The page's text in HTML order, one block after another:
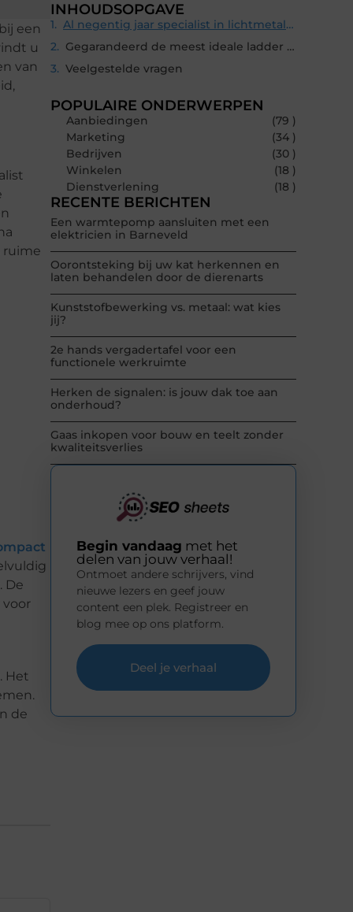
een
u
van
ruime
De
Het
de
INHOUDSOPGAVE
Al negentig jaar specialist in lichtmetalen constructies
Gegarandeerd de meest ideale ladder voor uw klussen
Veelgestelde vragen
POPULAIRE ONDERWERPEN
Aanbiedingen
(79 )
Marketing
(34 )
Bedrijven
(30 )
Winkelen
(18 )
Dienstverlening
(18 )
RECENTE BERICHTEN
Een warmtepomp aansluiten met een
elektricien in Barneveld
Oorontsteking bij uw kat herkennen en
laten behandelen door de dierenarts
Kunststofbewerking vs. metaal: wat kies
jij?
2e hands vergadertafel voor een
functionele werkruimte
Herken de signalen: is jouw dak toe aan
onderhoud?
Gaas inkopen voor bouw en teelt zonder
kwaliteitsverlies
Begin vandaag met het
delen van jouw verhaal!
Ontmoet andere schrijvers, vind
nieuwe lezers en geef jouw
content een plek. Registreer en
blog mee op ons platform.
Deel je verhaal